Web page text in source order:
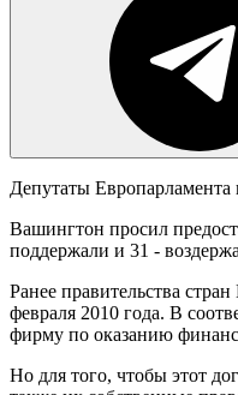
Депутаты
Вашингтон просил
поддержали и 31 -
Ранее правительства
февраля 2010 года. В
фирму по оказанию
Но для того, чтобы этот